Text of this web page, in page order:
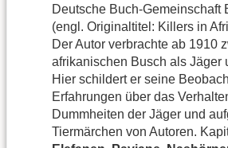
Deutsche Buch-Gemeinschaft
(engl. Originaltitel: Killers in
Der Autor verbrachte ab 1910
afrikanischen Busch als Jäger
Hier schildert er seine
Erfahrungen über das
Dummheiten der Jäger und
Tiermärchen von Autoren.